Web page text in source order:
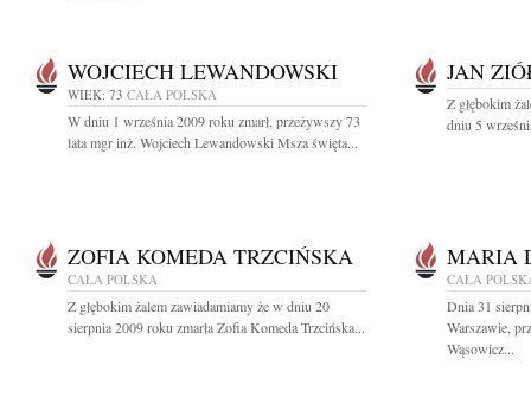
WOJCIECH LEWANDOWSKI
WIEK: 73 CAŁA POLSKA
W dniu 1 września 2009 roku zmarł, przeżywszy 73
lata mgr inż. Wojciech Lewandowski Msza święta...
JAN
Z głębokim
dniu 5
ZOFIA KOMEDA TRZCIŃSKA
CAŁA POLSKA
Z głębokim żalem zawiadamiamy że w dniu 20
sierpnia 2009 roku zmarła Zofia Komeda Trzcińska...
MARIA
CAŁA
Dnia 31
Warszawie,
Wąsowicz...